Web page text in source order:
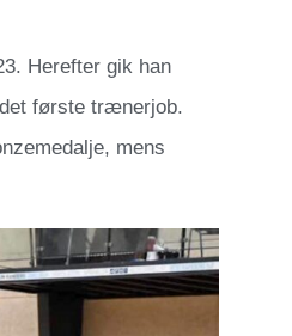
Herefter gik han
første trænerjob.
mens